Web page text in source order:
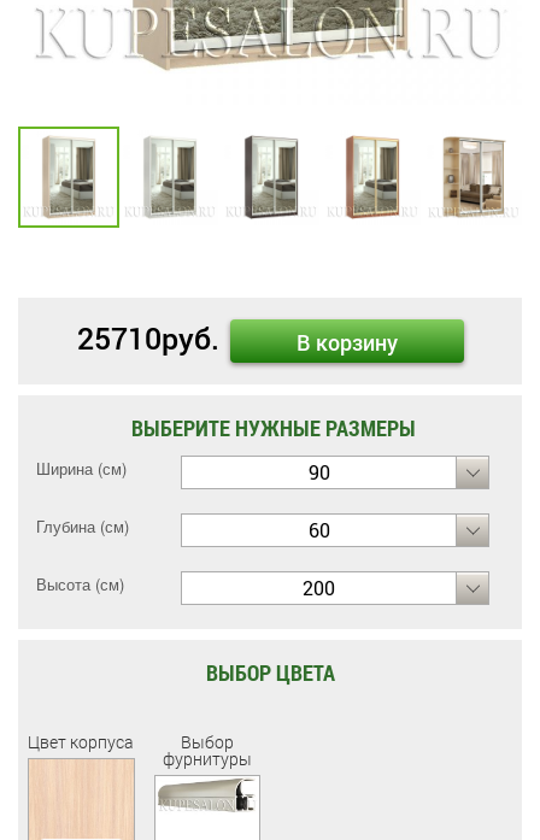
25710руб. В корзину
ВЫБЕРИТЕ НУЖНЫЕ РАЗМЕРЫ
Ширина (см) 90
Глубина (см) 60
Высота (см) 200
ВЫБОР ЦВЕТА
Цвет корпуса Выбор
фурнитуры